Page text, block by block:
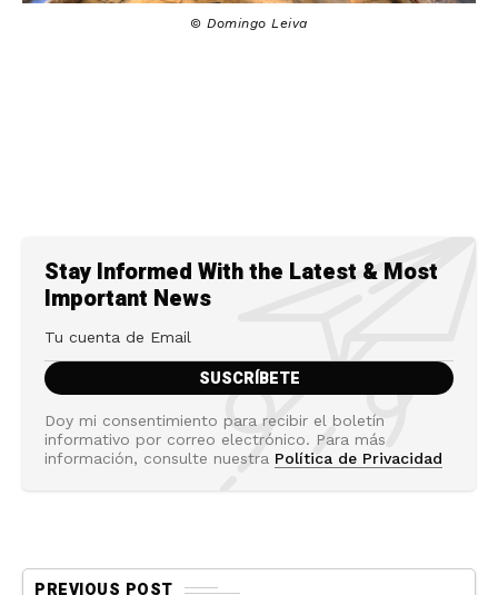
© Domingo Leiva
Stay Informed With the Latest & Most
Important News
Doy mi consentimiento para recibir el boletín
informativo por correo electrónico. Para más
información, consulte nuestra Política de Privacidad
PREVIOUS POST